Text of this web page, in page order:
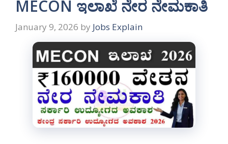
MECON ಇಲಾಖೆ ನೇರ ನೇಮಕಾತಿ
January 9, 2026 by Jobs Explain